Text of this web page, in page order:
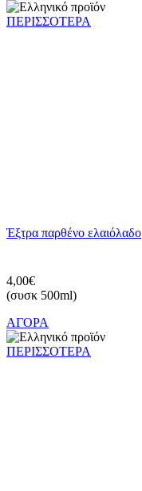
ΠΕΡΙΣΣΟΤΕΡΑ
Έξτρα παρθένο ελαιόλαδο
4,00€
(συσκ 500ml)
ΑΓΟΡΑ
ΠΕΡΙΣΣΟΤΕΡΑ